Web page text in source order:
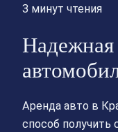
3 минут чтения
Надежная
Аренда авто в
способ получить